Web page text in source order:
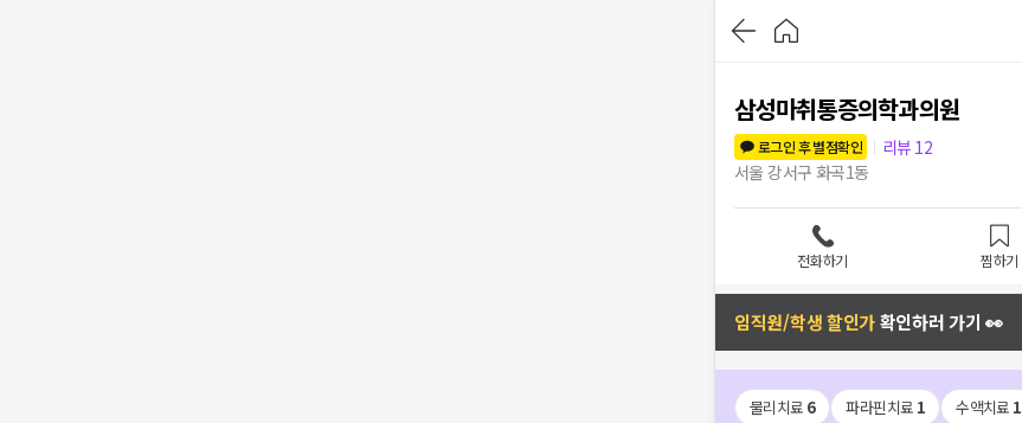
삼성마취통증의학과의원
로그인 후 별점확인
리뷰 12
서울 강서구 화곡1동
전화하기 찜하기
임직원/학생 할인가확인하러 가기 👀
물리치료 6 파라핀치료 1 수액치료 1